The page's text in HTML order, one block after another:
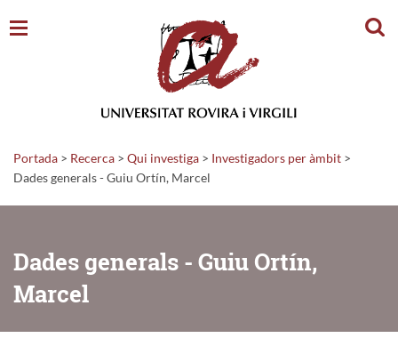
Portada > Recerca > Qui investiga > Investigadors per àmbit >
Dades generals - Guiu Ortín, Marcel
Dades generals - Guiu Ortín,
Marcel